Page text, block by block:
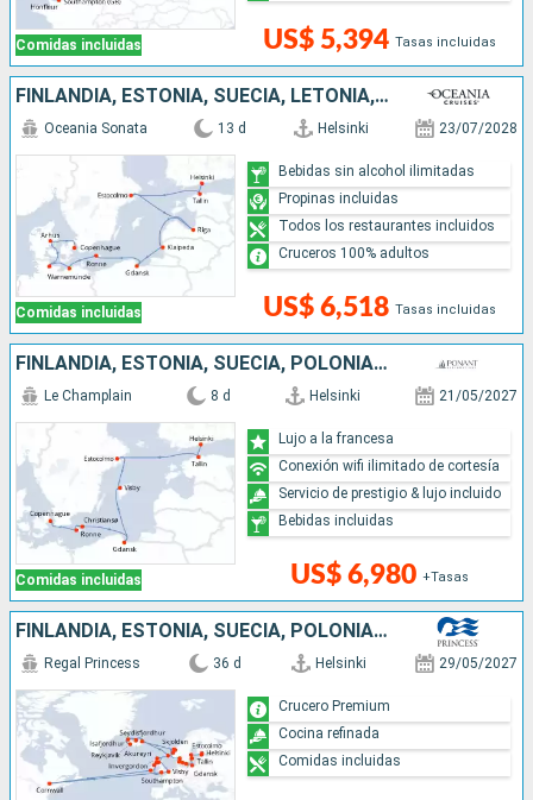
Comidas incluidas US$ 5,394 Tasas incluidas
FINLANDIA, ESTONIA, SUECIA, LETONIA, LITUANIA, POLONIA, ALEMANIA, DINAMARCA
Comidas incluidas
Oceania Sonata 13 d Helsinki 23/07/2028
US$ 6,518 Tasas incluidas
Bebidas sin alcohol ilimitadas
Propinas incluidas
Todos los restaurantes incluidos
Cruceros 100% adultos
FINLANDIA, ESTONIA, SUECIA, POLONIA, DINAMARCA
Comidas incluidas
Le Champlain 8 d Helsinki 21/05/2027
US$ 6,980 +Tasas
Lujo a la francesa
Conexión wifi ilimitado de cortesía
Servicio de prestigio & lujo incluido
Bebidas incluidas
FINLANDIA, ESTONIA, SUECIA, POLONIA, DINAMARCA, NORUEGA, ISLANDIA, REINO UNIDO, BÉLGICA, CANADÁ, IRLANDA
Regal Princess 36 d Helsinki 29/05/2027
Crucero Premium
Cocina refinada
Comidas incluidas